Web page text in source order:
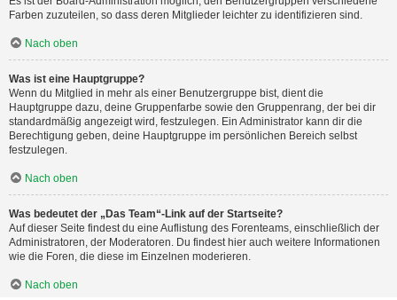
Farben zuzuteilen, so dass deren Mitglieder leichter zu identifizieren sind.
Nach oben
Was ist eine Hauptgruppe?
Wenn du Mitglied in mehr als einer Benutzergruppe bist, dient die
Hauptgruppe dazu, deine Gruppenfarbe sowie den Gruppenrang, der bei dir
standardmäßig angezeigt wird, festzulegen. Ein Administrator kann dir die
Berechtigung geben, deine Hauptgruppe im persönlichen Bereich selbst
festzulegen.
Nach oben
Was bedeutet der „Das Team“-Link auf der Startseite?
Auf dieser Seite findest du eine Auflistung des Forenteams, einschließlich der
Administratoren, der Moderatoren. Du findest hier auch weitere Informationen
wie die Foren, die diese im Einzelnen moderieren.
Nach oben